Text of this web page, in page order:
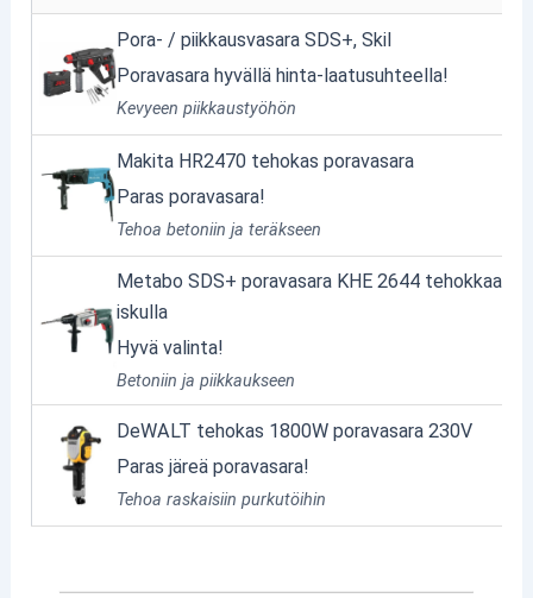
Pora- / piikkausvasara SDS+, Skil
Poravasara hyvällä hinta-laatusuhteella!
Kevyeen piikkaustyöhön
Makita HR2470 tehokas poravasara
Paras poravasara!
Tehoa betoniin ja teräkseen
Metabo SDS+ poravasara KHE 2644 tehokkaalla
iskulla
Hyvä valinta!
Betoniin ja piikkaukseen
DeWALT tehokas 1800W poravasara 230V
Paras järeä poravasara!
Tehoa raskaisiin purkutöihin